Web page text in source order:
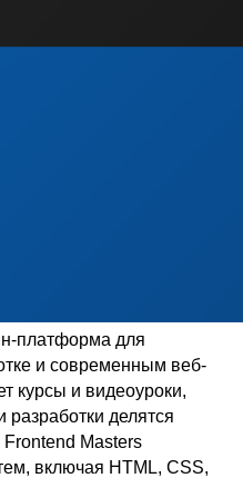
платформа для
и современным веб-
курсы и видеоуроки,
делятся
Masters
включая HTML, CSS,